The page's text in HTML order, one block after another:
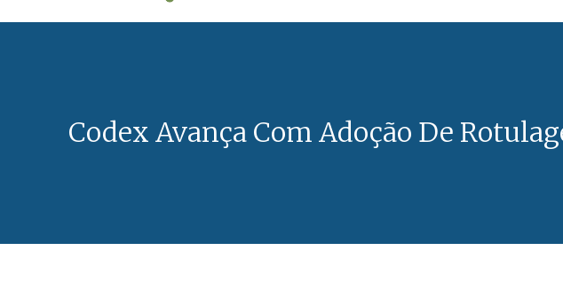
Codex Avança Com Adoção De